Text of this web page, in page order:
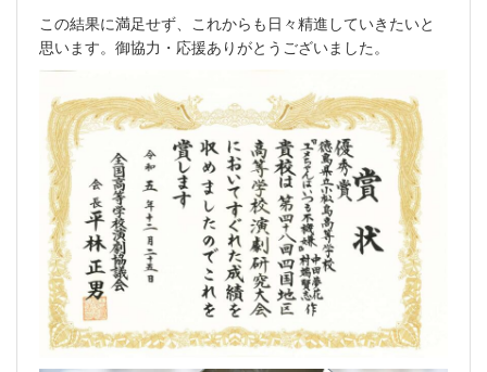
この結果に満足せず、これからも日々精進していきたいと
思います。御協力・応援ありがとうございました。